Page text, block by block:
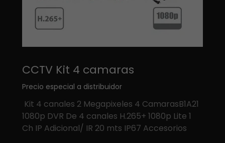
CCTV Kit 4 camaras
Precio especial a distribuidor
Kit 4 canales 2 Megapixeles 4 CamarasB1A21
1080p DVR De 4 canales H.265+ 1080p Lite 1
Ch IP Adicional/ IR 20 mts IP67 Accesorios